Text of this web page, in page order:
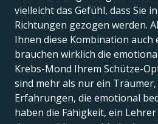
vielleicht das Gefühl, dass Sie in
Richtungen gezogen werden.
Ihnen diese Kombination auch
brauchen wirklich die
Krebs-Mond Ihrem Schütze-
sind mehr als nur ein Träumer,
Erfahrungen, die emotional
haben die Fähigkeit, ein Lehrer